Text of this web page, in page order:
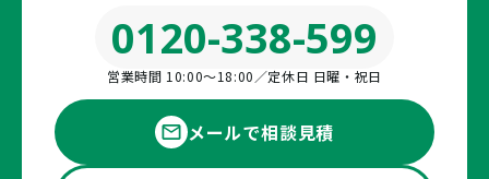
0120-338-599
営業時間 10:00〜18:00／定休日 日曜・祝日
メールで相談見積